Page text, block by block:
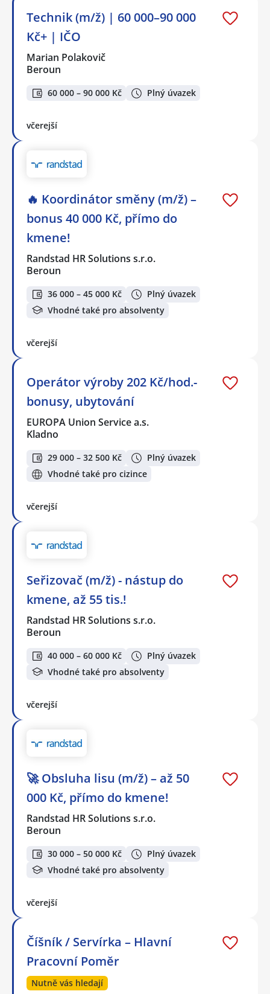
Technik (m/ž) | 60 000–90 000
Kč+ | IČO
Marian Polakovič
Beroun
60 000 – 90 000 Kč Plný úvazek
včerejší
🔥 Koordinátor směny (m/ž) –
bonus 40 000 Kč, přímo do
kmene!
Randstad HR Solutions s.r.o.
Beroun
36 000 – 45 000 Kč
Plný úvazek
Vhodné také pro absolventy
včerejší
Operátor výroby 202 Kč/hod.-
bonusy, ubytování
EUROPA Union Service a.s.
Kladno
29 000 – 32 500 Kč
Plný úvazek
Vhodné také pro cizince
včerejší
Seřizovač (m/ž) - nástup do
kmene, až 55 tis.!
Randstad HR Solutions s.r.o.
Beroun
40 000 – 60 000 Kč
Plný úvazek
Vhodné také pro absolventy
včerejší
🚀 Obsluha lisu (m/ž) – až 50
000 Kč, přímo do kmene!
Randstad HR Solutions s.r.o.
Beroun
30 000 – 50 000 Kč
Plný úvazek
Vhodné také pro absolventy
včerejší
Číšník / Servírka – Hlavní
Pracovní Poměr
Nutně vás hledají